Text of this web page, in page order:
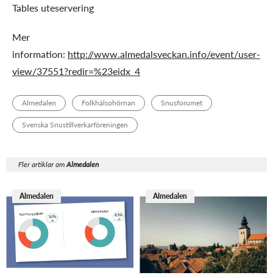
Tables uteservering
Mer
information: http://www.almedalsveckan.info/event/user-
view/37551?redir=%23eidx_4
Almedalen Folkhälsohörnan Snusforumet
Svenska Snustillverkarföreningen
Fler artiklar omAlmedalen
Almedalen Almedalen